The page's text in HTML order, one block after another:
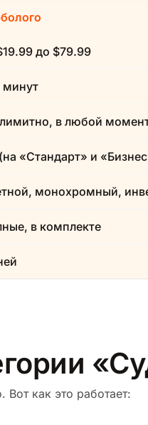
до $79.99
минут
в любой
«Стандарт» и
монохромный,
в комплекте
Вот как это работает: